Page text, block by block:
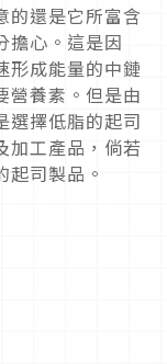
的還是它所富含
心。這是因
形成能量的中鏈
營養素。但是由
選擇低脂的起司
加工產品，倘若
司製品。